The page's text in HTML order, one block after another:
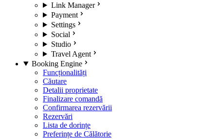
Link Manager
Payment
Settings
Social
Studio
Travel Agent
Booking Engine
Funcționalități
Căutare
Detalii proprietate
Finalizare comandă
Confirmarea rezervării
Rezervări
Lista de dorințe
Preferințe de Călătorie